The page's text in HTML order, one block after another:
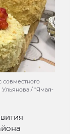
совместного
Ульянова / "Ямал-